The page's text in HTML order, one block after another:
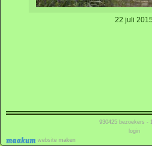
22 juli 2015
website maken
930425bezoekers -
login